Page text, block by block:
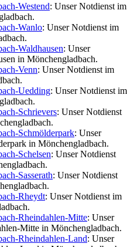
Westend: Unser Notdienst im
Wanlo: Unser Notdienst im
Waldhausen: Unser
in Mönchengladbach.
Venn: Unser Notdienst im
Uedding: Unser Notdienst im
Schrievers: Unser Notdienst
Schmölderpark: Unser
in Mönchengladbach.
Schelsen: Unser Notdienst
Sasserath: Unser Notdienst
Rheydt: Unser Notdienst im
Rheindahlen-Mitte: Unser
Mitte in Mönchengladbach.
Rheindahlen-Land: Unser